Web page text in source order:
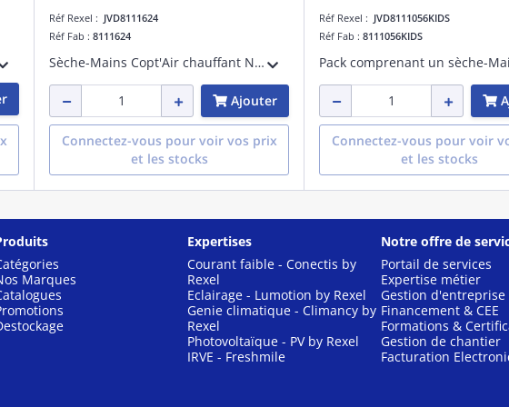
Réf Rexel : JVD8111624
Réf Fab : 8111624
Sèche-Mains Copt'Air chauffant Noir à air pulsé avec effet cyclonique. Anti-vandalisme avec son capot en aluminium. Garantie 3 ans
Ajouter
Connectez-vous pour voir vos prix
et les stocks
Réf Rexel : JVD8111056KIDS
Réf Fab : 8111056KIDS
Connectez-vous pour voir
et les stocks
Marques
Expertises
Courant faible - Conectis by
Rexel
Eclairage - Lumotion by Rexel
Genie climatique - Climancy by
Rexel
Photovoltaïque - PV by Rexel
IRVE - Freshmile
Notre offre de
Portail de services
Expertise métier
Gestion d'entreprise
Financement & CEE
Formations &
Gestion de chantier
Facturation